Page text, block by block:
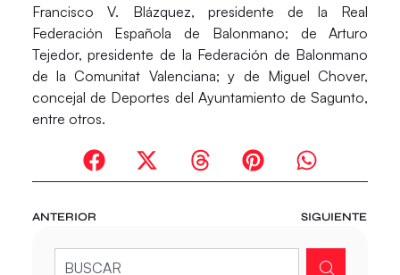
Francisco V. Blázquez, presidente de la Real
Federación Española de Balonmano; de Arturo
Tejedor, presidente de la Federación de Balonmano
de la Comunitat Valenciana; y de Miguel Chover,
concejal de Deportes del Ayuntamiento de Sagunto,
entre otros.
ANTERIOR SIGUIENTE